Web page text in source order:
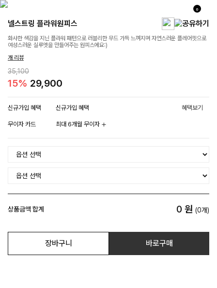
0
넬스트링 플라워원피스
화사한 색감을 지닌 플라워 패턴으로 러블리한 무드 가득 느껴지며 자연스러운 플레어핏으로
여성스러운 실루엣을 만들어주는 원피스에요:)
개 리뷰
35,100
15% 29,900
신규가입 혜택 신규가입 혜택 혜택보기
무이자 카드 최대 6개월 무이자
상품금액 합계 0 원 (0개)
장바구니 바로구매